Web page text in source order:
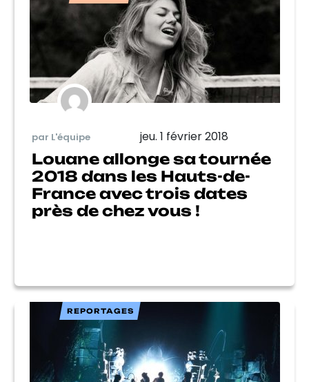
par L'équipe jeu. 1 février 2018
Louane allonge sa tournée
2018 dans les Hauts-de-
France avec trois dates
près de chez vous !
REPORTAGES